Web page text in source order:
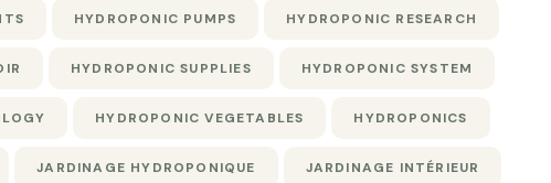
HYDROPONIC PUMPS HYDROPONIC RESEARCH
HYDROPONIC SUPPLIES HYDROPONIC SYSTEM
HYDROPONIC VEGETABLES HYDROPONICS
JARDINAGE HYDROPONIQUE JARDINAGE INTÉRIEUR